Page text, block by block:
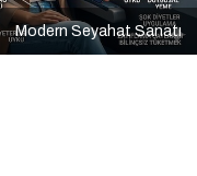
Modern Seyahat Sanatı